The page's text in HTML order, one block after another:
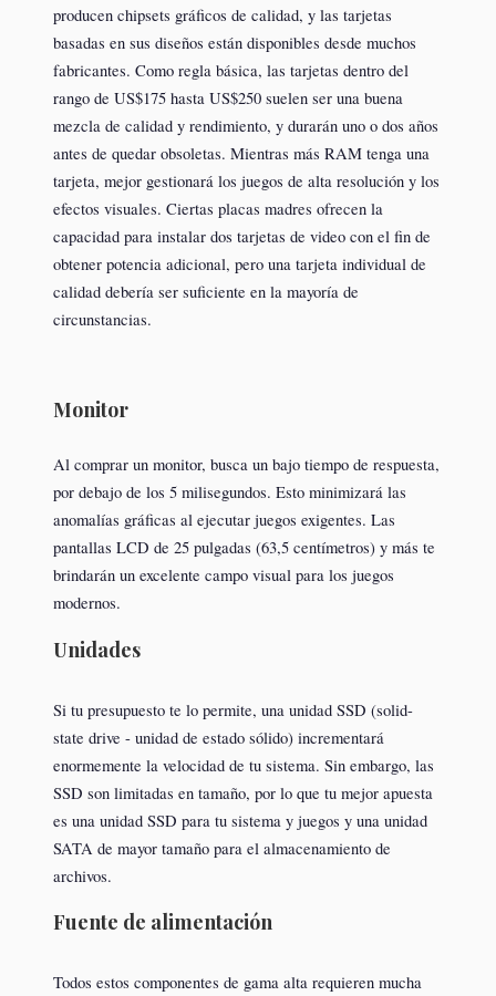
producen chipsets gráficos de calidad, y las tarjetas
basadas en sus diseños están disponibles desde muchos
fabricantes. Como regla básica, las tarjetas dentro del
rango de US$175 hasta US$250 suelen ser una buena
mezcla de calidad y rendimiento, y durarán uno o dos años
antes de quedar obsoletas. Mientras más RAM tenga una
tarjeta, mejor gestionará los juegos de alta resolución y los
efectos visuales. Ciertas placas madres ofrecen la
capacidad para instalar dos tarjetas de video con el fin de
obtener potencia adicional, pero una tarjeta individual de
calidad debería ser suficiente en la mayoría de
circunstancias.
Monitor
Al comprar un monitor, busca un bajo tiempo de respuesta,
por debajo de los 5 milisegundos. Esto minimizará las
anomalías gráficas al ejecutar juegos exigentes. Las
pantallas LCD de 25 pulgadas (63,5 centímetros) y más te
brindarán un excelente campo visual para los juegos
modernos.
Unidades
Si tu presupuesto te lo permite, una unidad SSD (solid-
state drive - unidad de estado sólido) incrementará
enormemente la velocidad de tu sistema. Sin embargo, las
SSD son limitadas en tamaño, por lo que tu mejor apuesta
es una unidad SSD para tu sistema y juegos y una unidad
SATA de mayor tamaño para el almacenamiento de
archivos.
Fuente de alimentación
Todos estos componentes de gama alta requieren mucha